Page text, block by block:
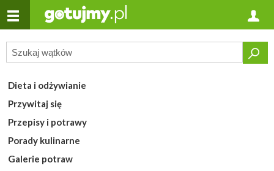
Dieta i odżywianie
Przywitaj się
Przepisy i potrawy
Porady kulinarne
Galerie potraw